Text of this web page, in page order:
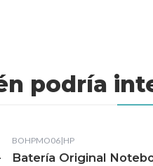
podría
BOHPMO06|HP
Batería Original